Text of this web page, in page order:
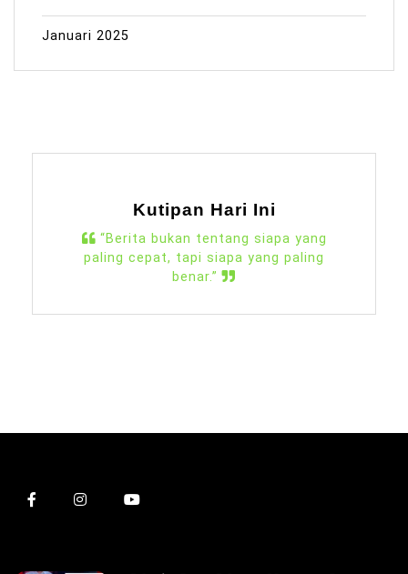
Januari 2025
Kutipan Hari Ini
“Berita bukan tentang siapa yang
paling cepat, tapi siapa yang paling
benar.”